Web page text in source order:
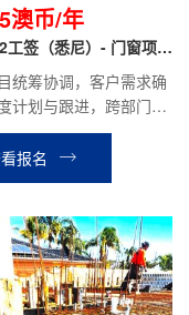
澳币/年
工签（悉尼）- 门窗项目
统筹协调，客户需求确
计划与跟进，跨部门协
处理，安装进度了解与
目交付跟进。
报名